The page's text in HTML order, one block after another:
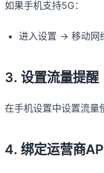
如果手机支持5G：
进入设置 → 移动
3. 设置流量提醒
在手机设置中设置流量
4. 绑定运营商